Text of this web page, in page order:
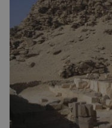
miliony lety. „Nový
svými velkými
[…]